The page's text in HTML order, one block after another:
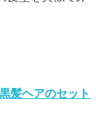
髪ヘアのセット